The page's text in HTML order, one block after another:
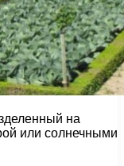
на
или солнечными